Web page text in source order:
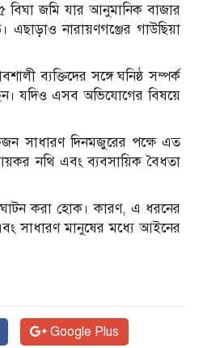
বিঘা জমি যার আনুমানিক বাজার
নারায়ণগঞ্জের গাউছিয়া
ব্যক্তিদের সঙ্গে ঘনিষ্ঠ সম্পর্ক
যদিও এসব অভিযোগের বিষয়ে
সাধারণ দিনমজুরের পক্ষে এত
নথি এবং ব্যবসায়িক বৈধতা
করা হোক। কারণ, এ ধরনের
সাধারণ মানুষের মধ্যে আইনের
Google Plus